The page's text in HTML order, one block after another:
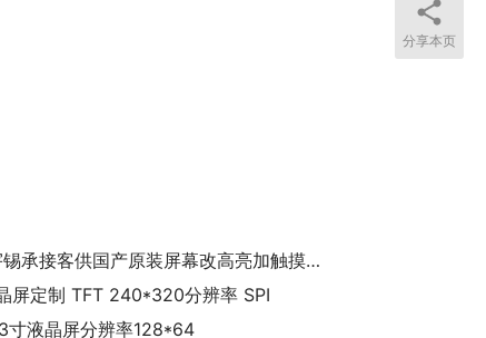
《深圳宇锡承接客供国产原装屏幕改高亮加触摸加屏蔽》
屏定制 TFT 240*320分辨率 SPI
寸液晶屏分辨率128*64
分享本页